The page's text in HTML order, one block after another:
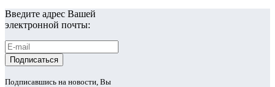
Введите адрес Вашей
электронной почты:
Подписавшись на новости, Вы